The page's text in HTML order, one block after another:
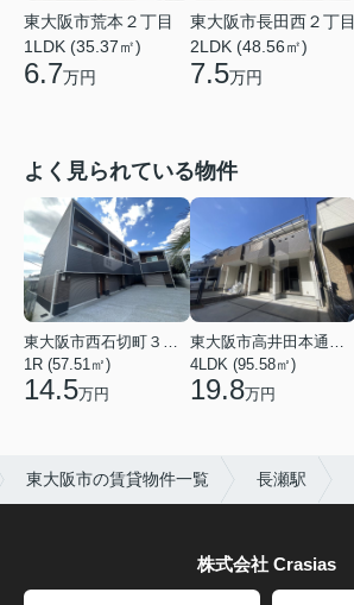
東大阪市荒本２丁目
1LDK (35.37㎡)
6.7万円
東大阪市長田西２丁目
2LDK (48.56㎡)
7.5万円
よく見られている物件
東大阪市西石切町３丁目
1R (57.51㎡)
14.5万円
東大阪市高井田本通２丁目
4LDK (95.58㎡)
19.8万円
東大阪市の賃貸物件一覧 長瀬駅
株式会社 Crasias